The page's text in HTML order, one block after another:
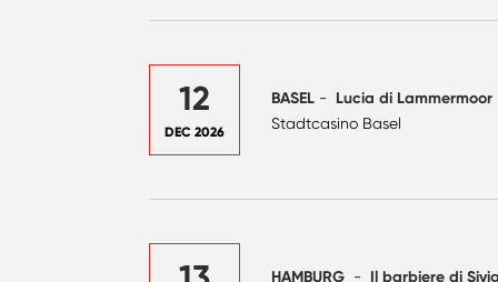
12
DEC 2026
BASEL- Lucia di Lammermoor
Stadtcasino Basel
HAMBURG - Il barbiere di